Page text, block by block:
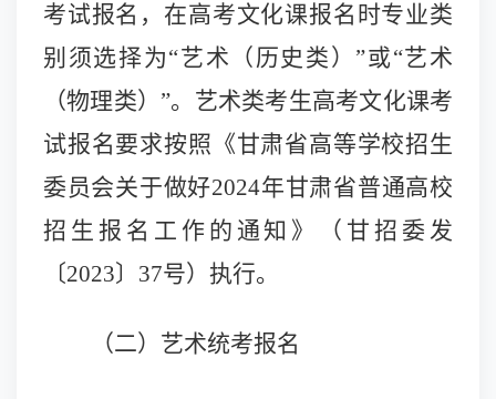
考试报名，在高考文化课报名时专业类
别须选择为“艺术（历史类）”或“艺术
（物理类）”。艺术类考生高考文化课考
试报名要求按照《甘肃省高等学校招生
委员会关于做好2024年甘肃省普通高校
招生报名工作的通知》
（甘招委发
〔2023〕37号） 执行。
（二）艺术统考报名